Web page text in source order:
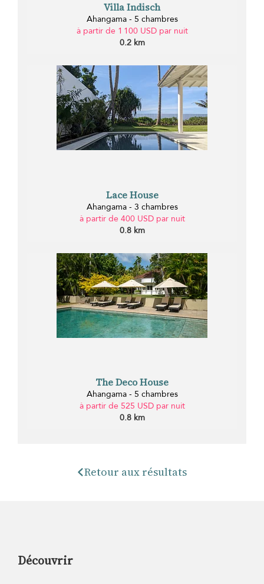
Villa Indisch
Ahangama - 5 chambres
à partir de 1 100 USD par nuit
0.2 km
Lace House
Ahangama - 3 chambres
à partir de 400 USD par nuit
0.8 km
The Deco House
Ahangama - 5 chambres
à partir de 525 USD par nuit
0.8 km
Retour aux résultats
Découvrir